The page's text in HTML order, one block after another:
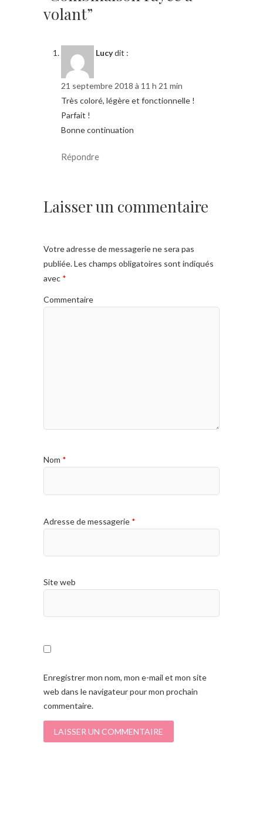
volant”
Lucydit :
21 septembre 2018 à 11 h 21 min
Très coloré, légère et fonctionnelle !
Parfait !
Bonne continuation
Répondre
Laisser un commentaire
Votre adresse de messagerie ne sera pas
publiée.Les champs obligatoires sont indiqués
avec *
Commentaire
Nom *
Adresse de messagerie *
Site web
Enregistrer mon nom, mon e-mail et mon site
web dans le navigateur pour mon prochain
commentaire.